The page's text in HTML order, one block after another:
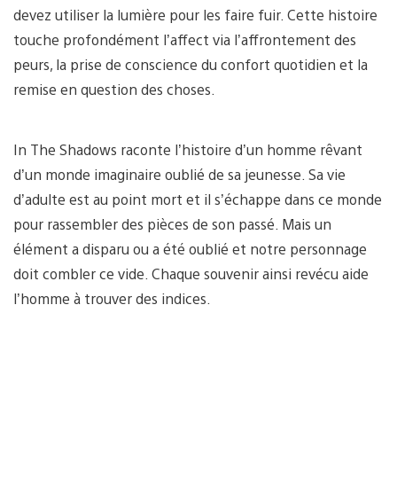
devez utiliser la lumière pour les faire fuir. Cette histoire
touche profondément l’affect via l’affrontement des
peurs, la prise de conscience du confort quotidien et la
remise en question des choses.
In The Shadows raconte l’histoire d’un homme rêvant
d’un monde imaginaire oublié de sa jeunesse. Sa vie
d’adulte est au point mort et il s’échappe dans ce monde
pour rassembler des pièces de son passé. Mais un
élément a disparu ou a été oublié et notre personnage
doit combler ce vide. Chaque souvenir ainsi revécu aide
l’homme à trouver des indices.